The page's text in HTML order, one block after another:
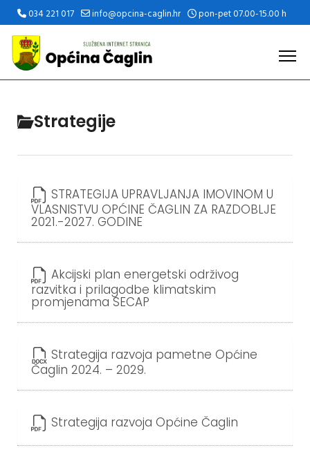
034 221 017 info@opcina-caglin.hr pon-pet 07.00-15.00 h
Strategije
STRATEGIJA UPRAVLJANJA IMOVINOM U
VLASNISTVU OPĆINE ČAGLIN ZA RAZDOBLJE
2021.-2027. GODINE
Akcijski plan energetski održivog
razvitka i prilagodbe klimatskim
promjenama SECAP
Strategija razvoja pametne Općine
Čaglin 2024. – 2029.
Strategija razvoja Općine Čaglin